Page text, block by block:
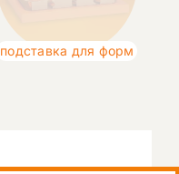
подставка для форм